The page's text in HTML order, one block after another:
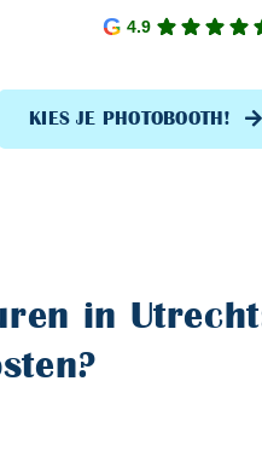
4.9
KIES JE PHOTOBOOTH!
in